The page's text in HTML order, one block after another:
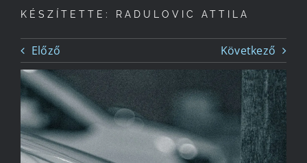
Tagjaink
Csatlakozz!
Történetünk
Kapcsolat
KÉSZÍTETTE: RADULOVIC ATTILA
Előző Következő